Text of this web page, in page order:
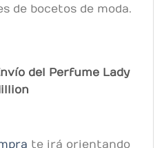
de bocetos de moda.
del Perfume Lady
te irá orientando